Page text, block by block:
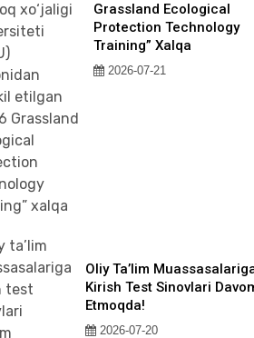
Grassland Ecological
Protection Technology
Training” Xalqa
2026-07-21
Oliy Ta’lim
Kirish Test Sinovlari
Etmoqda!
2026-07-20